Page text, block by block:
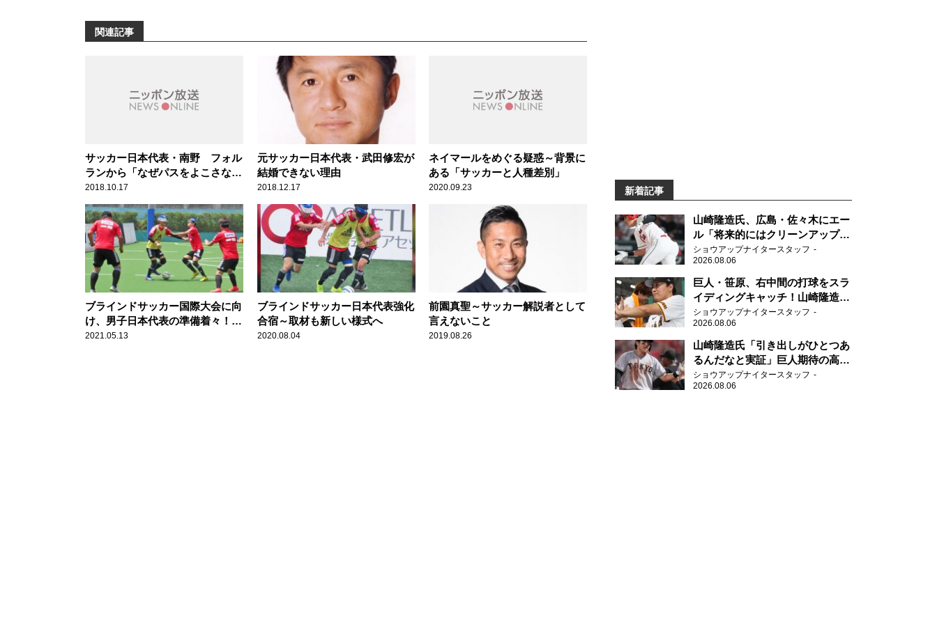
関連記事
サッカー日本代表・南野 フォル
ランから「なぜパスをよこさな
い？」と詰め寄られた際に放った
言葉
2018.10.17
元サッカー日本代表・武田修宏が
結婚できない理由
2018.12.17
ネイマールをめぐる疑惑～背景に
ある「サッカーと人種差別」
2020.09.23
ブラインドサッカー国際大会に向
け、男子日本代表の準備着々！
コロナ対策も説明
2021.05.13
ブラインドサッカー日本代表強化
合宿～取材も新しい様式へ
2020.08.04
前園真聖～サッカー解説者として
言えないこと
2019.08.26
新着記事
山崎隆造氏、広島・佐々木にエー
ル「将来的にはクリーンアップを
任せられるくらいまでは成長し
て」
ショウアップナイタースタッフ
2026.08.06
巨人・笹原、右中間の打球をスラ
イディングキャッチ！山崎隆造氏
「一歩でも遅れたら…」
ショウアップナイタースタッフ
2026.08.06
山崎隆造氏「引き出しがひとつあ
るんだなと実証」巨人期待の高卒
2年目が技あり安打
ショウアップナイタースタッフ
2026.08.06